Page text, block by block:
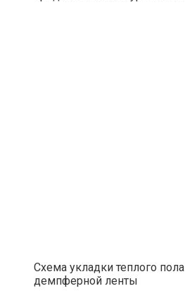
Схема укладки теплого
демпферной ленты